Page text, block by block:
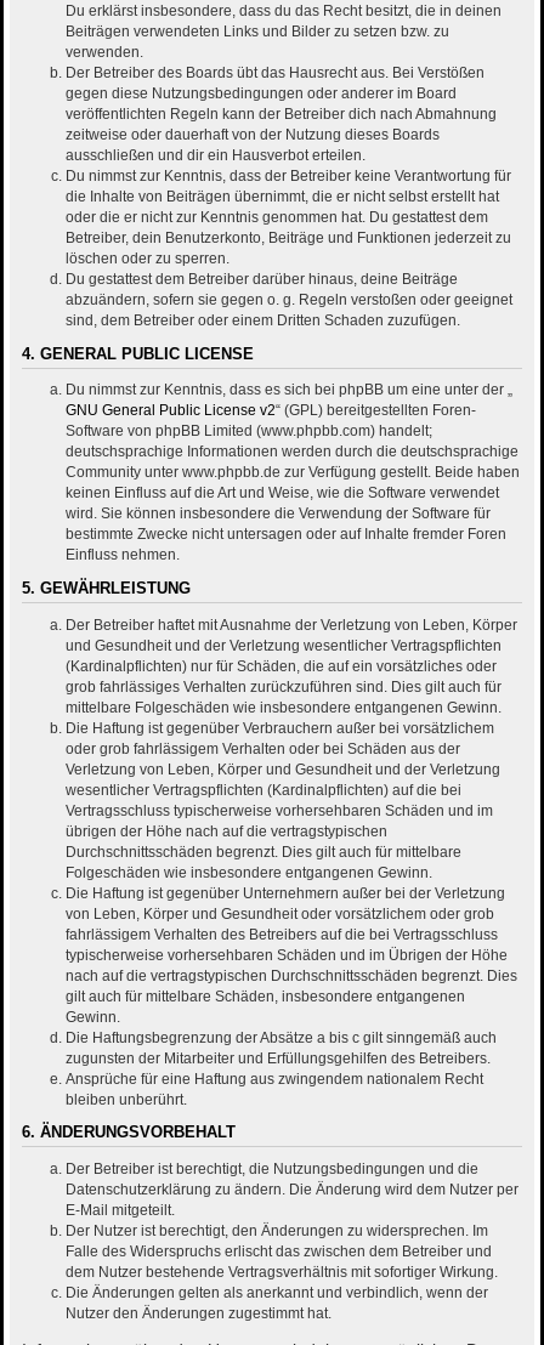
Du erklärst insbesondere, dass du das Recht besitzt, die in deinen
Beiträgen verwendeten Links und Bilder zu setzen bzw. zu
verwenden.
Der Betreiber des Boards übt das Hausrecht aus. Bei Verstößen
gegen diese Nutzungsbedingungen oder anderer im Board
veröffentlichten Regeln kann der Betreiber dich nach Abmahnung
zeitweise oder dauerhaft von der Nutzung dieses Boards
ausschließen und dir ein Hausverbot erteilen.
Du nimmst zur Kenntnis, dass der Betreiber keine Verantwortung für
die Inhalte von Beiträgen übernimmt, die er nicht selbst erstellt hat
oder die er nicht zur Kenntnis genommen hat. Du gestattest dem
Betreiber, dein Benutzerkonto, Beiträge und Funktionen jederzeit zu
löschen oder zu sperren.
Du gestattest dem Betreiber darüber hinaus, deine Beiträge
abzuändern, sofern sie gegen o. g. Regeln verstoßen oder geeignet
sind, dem Betreiber oder einem Dritten Schaden zuzufügen.
4. GENERAL PUBLIC LICENSE
Du nimmst zur Kenntnis, dass es sich bei phpBB um eine unter der „
GNU General Public License v2“ (GPL) bereitgestellten Foren-
Software von phpBB Limited (www.phpbb.com) handelt;
deutschsprachige Informationen werden durch die deutschsprachige
Community unter www.phpbb.de zur Verfügung gestellt. Beide haben
keinen Einfluss auf die Art und Weise, wie die Software verwendet
wird. Sie können insbesondere die Verwendung der Software für
bestimmte Zwecke nicht untersagen oder auf Inhalte fremder Foren
Einfluss nehmen.
5. GEWÄHRLEISTUNG
Der Betreiber haftet mit Ausnahme der Verletzung von Leben, Körper
und Gesundheit und der Verletzung wesentlicher Vertragspflichten
(Kardinalpflichten) nur für Schäden, die auf ein vorsätzliches oder
grob fahrlässiges Verhalten zurückzuführen sind. Dies gilt auch für
mittelbare Folgeschäden wie insbesondere entgangenen Gewinn.
Die Haftung ist gegenüber Verbrauchern außer bei vorsätzlichem
oder grob fahrlässigem Verhalten oder bei Schäden aus der
Verletzung von Leben, Körper und Gesundheit und der Verletzung
wesentlicher Vertragspflichten (Kardinalpflichten) auf die bei
Vertragsschluss typischerweise vorhersehbaren Schäden und im
übrigen der Höhe nach auf die vertragstypischen
Durchschnittsschäden begrenzt. Dies gilt auch für mittelbare
Folgeschäden wie insbesondere entgangenen Gewinn.
Die Haftung ist gegenüber Unternehmern außer bei der Verletzung
von Leben, Körper und Gesundheit oder vorsätzlichem oder grob
fahrlässigem Verhalten des Betreibers auf die bei Vertragsschluss
typischerweise vorhersehbaren Schäden und im Übrigen der Höhe
nach auf die vertragstypischen Durchschnittsschäden begrenzt. Dies
gilt auch für mittelbare Schäden, insbesondere entgangenen
Gewinn.
Die Haftungsbegrenzung der Absätze a bis c gilt sinngemäß auch
zugunsten der Mitarbeiter und Erfüllungsgehilfen des Betreibers.
Ansprüche für eine Haftung aus zwingendem nationalem Recht
bleiben unberührt.
6. ÄNDERUNGSVORBEHALT
Der Betreiber ist berechtigt, die Nutzungsbedingungen und die
Datenschutzerklärung zu ändern. Die Änderung wird dem Nutzer per
E-Mail mitgeteilt.
Der Nutzer ist berechtigt, den Änderungen zu widersprechen. Im
Falle des Widerspruchs erlischt das zwischen dem Betreiber und
dem Nutzer bestehende Vertragsverhältnis mit sofortiger Wirkung.
Die Änderungen gelten als anerkannt und verbindlich, wenn der
Nutzer den Änderungen zugestimmt hat.